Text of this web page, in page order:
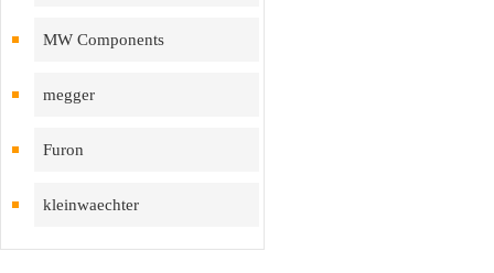
MW Components
megger
Furon
kleinwaechter